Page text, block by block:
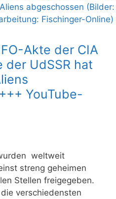
Akte der CIA
der UdSSR hat
YouTube-
weltweit
streng geheimen
Stellen freigegeben.
verschiedensten